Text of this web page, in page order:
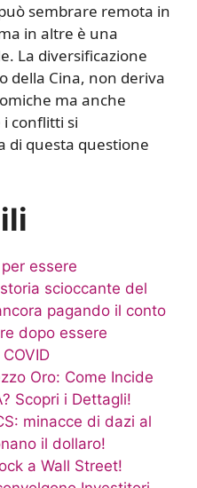
sembrare remota in
in altre è una
La diversificazione
della Cina, non deriva
ma anche
conflitti si
di questa questione
essere
scioccante del
pagando il conto
dopo essere
Oro: Come Incide
Scopri i Dettagli!
minacce di dazi al
il dollaro!
a Wall Street!